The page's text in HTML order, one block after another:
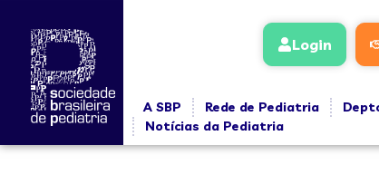
Login
A SBP Rede de Pediatria
Notícias da Pediatria